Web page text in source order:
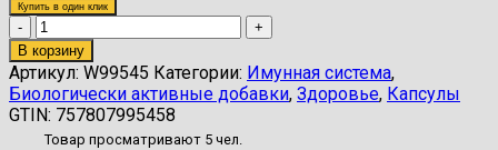
Купить в один клик
Количество
товара
Аструм
Ункария
"Поддержка
иммунитета"
В корзину
Артикул: W99545 Категории: Имунная система,
Биологически активные добавки, Здоровье, Капсулы
GTIN: 757807995458
Товар просматривают 5 чел.